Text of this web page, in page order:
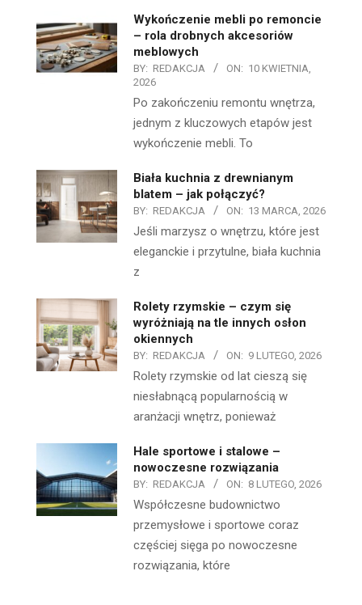
Wykończenie mebli po remoncie
– rola drobnych akcesoriów
meblowych
BY: REDAKCJA ON: 10 KWIETNIA,
2026
Po zakończeniu remontu wnętrza,
jednym z kluczowych etapów jest
wykończenie mebli. To
Biała kuchnia z drewnianym
blatem – jak połączyć?
BY: REDAKCJA ON: 13 MARCA, 2026
Jeśli marzysz o wnętrzu, które jest
eleganckie i przytulne, biała kuchnia
z
Rolety rzymskie – czym się
wyróżniają na tle innych osłon
okiennych
BY: REDAKCJA ON: 9 LUTEGO, 2026
Rolety rzymskie od lat cieszą się
niesłabnącą popularnością w
aranżacji wnętrz, ponieważ
Hale sportowe i stalowe –
nowoczesne rozwiązania
BY: REDAKCJA ON: 8 LUTEGO, 2026
Współczesne budownictwo
przemysłowe i sportowe coraz
częściej sięga po nowoczesne
rozwiązania, które